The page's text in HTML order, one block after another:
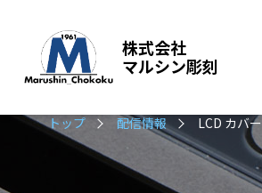
株式会社
マルシン彫刻
トップ 配信情報 LCD カバー